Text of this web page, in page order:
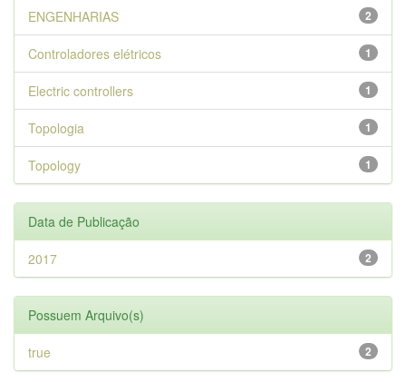
2
ENGENHARIAS
1
Controladores elétricos
1
Electric controllers
1
Topologia
1
Topology
Data de Publicação
2
2017
Possuem Arquivo(s)
2
true